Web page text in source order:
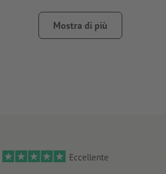
priva di polvere, grasso o altre
essere completamente asciutta e/o
Mostra di più
Eccellente